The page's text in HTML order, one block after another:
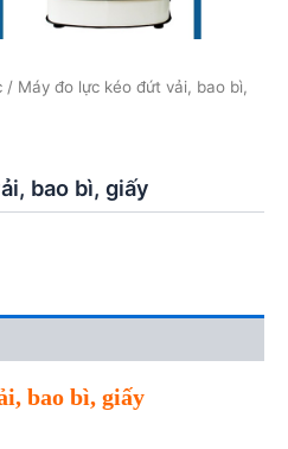
/ Máy đo lực kéo đứt vải, bao bì,
bao bì, giấy
bao bì, giấy